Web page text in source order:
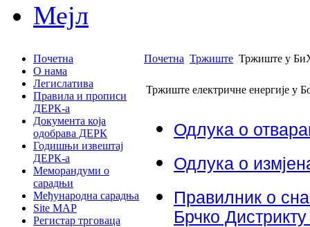
Мејл
Почетна
О нама
Легислатива
Правила и прописи
ДЕРК-а
Документа која
одобрава ДЕРК
Годишњи извештај
ДЕРК-а
Меморандуми о
сарадњи
Међународна сарадња
Site MAP
Регистар трговаца
Почетна Тржиште Тржиште у
Тржиште електричне енергије у
Одлука о
Одлука о
Правилник о
Брчко